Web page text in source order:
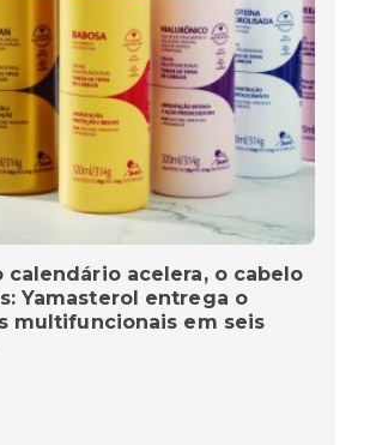
calendário acelera, o cabelo
Yamasterol entrega o
multifuncionais em seis